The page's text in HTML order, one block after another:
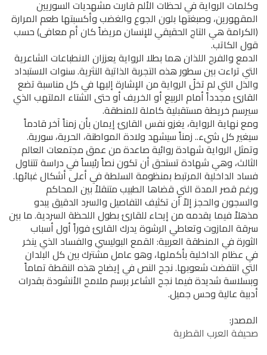
وكلمات الرواية في لحظات الألم قاربت مشهديات السوريين
المقهورين، وصبغتها بلون الجوع والغضب وأكسبتها طعم المرارة
(الكرامة هي التاج الحقيقي للإنسان مريضاً كان أم معافى) حسب
قول الكاتب.
الدمع والفرح اللذان هما بطلا الرواية يعززان الانطباعات الشاعرية
التي تراءت بين سطور هذه التجربة الذاتية النثرية. سنوات الاستبداد
والذل التي لم تخلُ الرواية من الإشارة إليها في كل مناسبة تضع
القارئ مجدداً أمام الربيع أو الخريف أو حتى الشتاء الملتهب الذي
سيرسم خريطة مستقبلية كاملة للمنطقة.
ومع نهاية الرواية، يغزو نفس القارئ إيمان بأن زمناً آخر قادماً
سيغير كل شيء.. زمناً سيشهد ولادة المواطنة، الحرية، سورية.
وتمثل الرواية شهادة روائية صاعدة من عمق مجتمعات العالم
الثالث، وهي شهادة تستحق أن تكون نصاً رئيساً في دراسة تتناول
فساد الداخلية المرتبط بمنظومة السلطة في أعلى أشكال غبائها.
ورغم قصر المدة التي قضاها الطبيب متنقلاً بين المحاكم
والسجون والحجز إلاّ أن تكثيف التفاصيل والسرد الدقيق يبدو
مذهلاً فيما يقدمه من إيحاء للقارئ بطول اللحظة السردية. ما بين
سرقة المازوت وتعاطي الرشوة يدرك القارئ فوراً أول أسباب
الثورة في المنطقة العربية: القمع البوليسي والفساد الذي ينخر
في عظام الداخلية بأكملها، وهو عامل مشترك بين كل البلدان
التي انتفضت شعوبها. نجح النص في إيضاح هذه النقطة تماماً
وبسلاسة شديدة فيما نجح الشاعر برسم ملامح الأنشودة بقدرات
أدبية عالية وحس جميل.
المصدر:
صحيفة العرب القطرية